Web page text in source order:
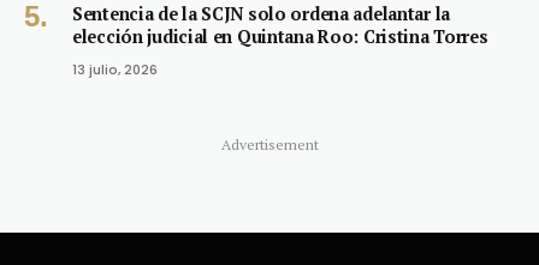
Sentencia de la SCJN solo ordena adelantar la
elección judicial en Quintana Roo: Cristina Torres
13 julio, 2026
Advertisement